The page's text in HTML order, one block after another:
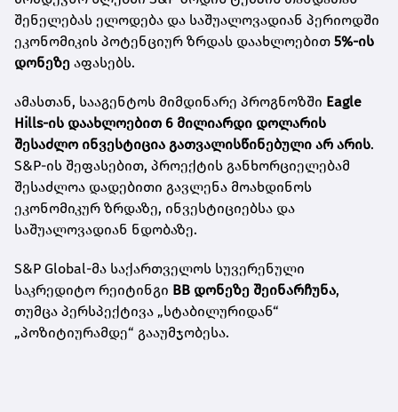
შენელებას ელოდება და საშუალოვადიან პერიოდში
ეკონომიკის პოტენციურ ზრდას დაახლოებით 5%-ის
დონეზე აფასებს.
ამასთან, სააგენტოს მიმდინარე პროგნოზში Eagle
Hills-ის დაახლოებით 6 მილიარდი დოლარის
შესაძლო ინვესტიცია გათვალისწინებული არ არის.
S&P-ის შეფასებით, პროექტის განხორციელებამ
შესაძლოა დადებითი გავლენა მოახდინოს
ეკონომიკურ ზრდაზე, ინვესტიციებსა და
საშუალოვადიან ნდობაზე.
S&P Global-მა საქართველოს სუვერენული
საკრედიტო რეიტინგი BB დონეზე შეინარჩუნა,
თუმცა პერსპექტივა „სტაბილურიდან“
„პოზიტიურამდე“ გააუმჯობესა.